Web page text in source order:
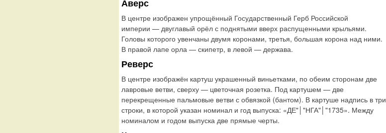
Аверс
В центре изображен упрощённый Государственный Герб Российской
империи — двуглавый орёл с поднятыми вверх распущенными крыльями.
Головы которого увенчаны двумя коронами, третья, большая корона над ними.
В правой лапе орла — скипетр, в левой — держава.
Реверс
В центре изображён картуш украшенный виньетками, по обеим сторонам две
лавровые ветви, сверху — цветочная розетка. Под картушем — две
перекрещенные пальмовые ветви с обвязкой (бантом). В картуше надпись в три
строки, в которой указан номинал и год выпуска: «ДЕ"│"НГА"│"1735». Между
номиналом и годом выпуска две прямые черты.